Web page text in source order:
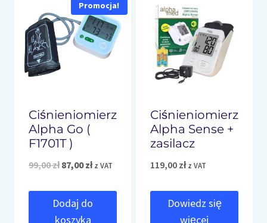
Promocja!
Ciśnieniomierz
Alpha Go (
F1701T )
99,00zł Pierwotna
wynosiła:
87,00złAktualna
wynosi:
z VAT
Dodaj do
koszyka
Ciśnieniomierz
Alpha Sense +
zasilacz
119,00 zł z VAT
Dowiedz się
więcej